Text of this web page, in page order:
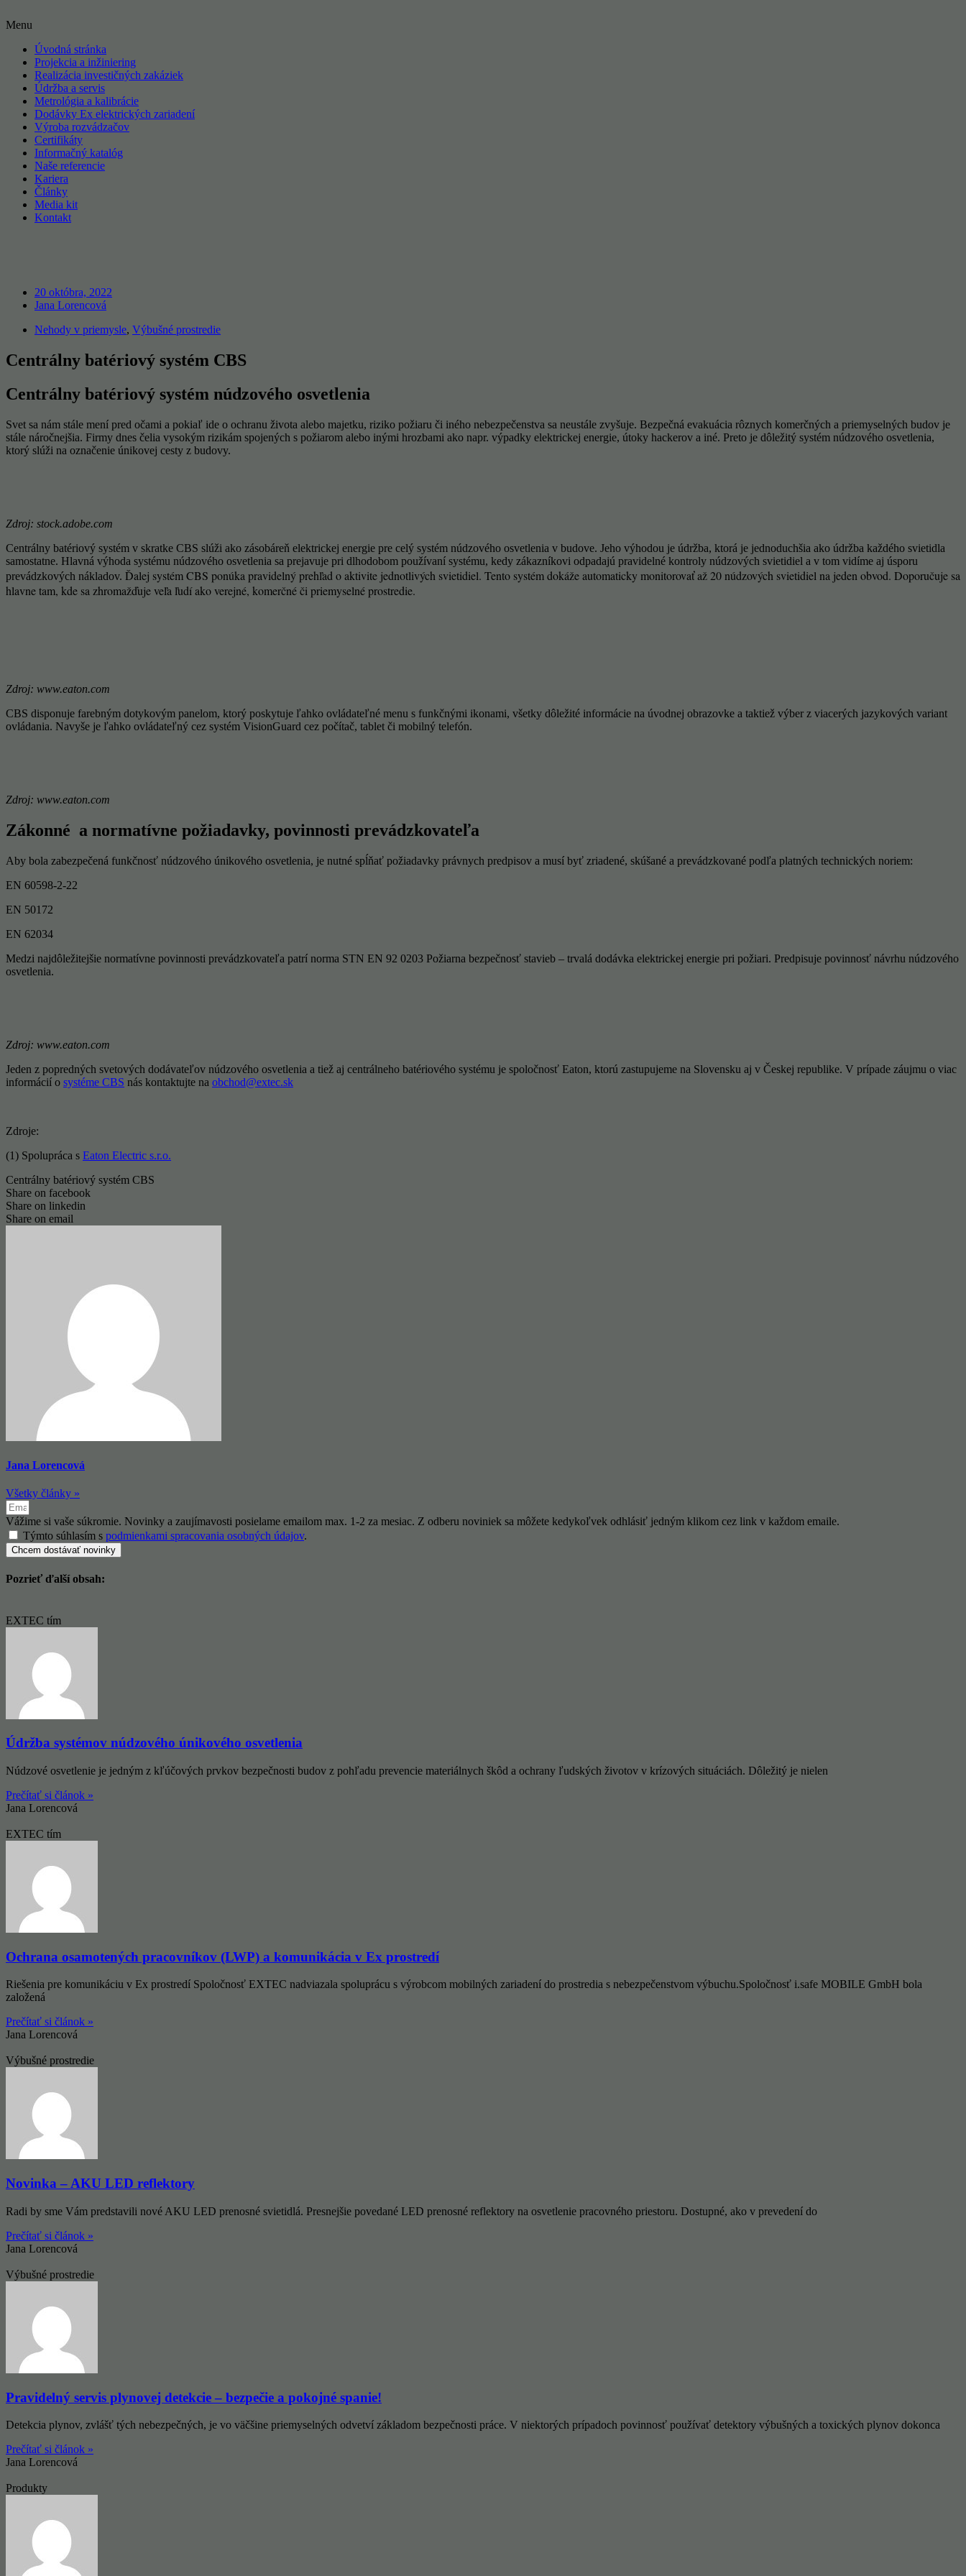
Menu
Úvodná stránka
Projekcia a inžiniering
Realizácia investičných zakáziek
Údržba a servis
Metrológia a kalibrácie
Dodávky Ex elektrických zariadení
Výroba rozvádzačov
Certifikáty
Informačný katalóg
Naše referencie
Kariera
Články
Media kit
Kontakt
20 októbra, 2022
Jana Lorencová
Nehody v priemysle, Výbušné prostredie
Centrálny batériový systém CBS
Centrálny batériový systém núdzového osvetlenia
Svet sa nám stále mení pred očami a pokiaľ ide o ochranu života alebo majetku, riziko požiaru či iného nebezpečenstva sa neustále zvyšuje. Bezpečná evakuácia rôznych komerčných a priemyselných budov je
stále náročnejšia. Firmy dnes čelia vysokým rizikám spojených s požiarom alebo inými hrozbami ako napr. výpadky elektrickej energie, útoky hackerov a iné. Preto je dôležitý systém núdzového osvetlenia,
ktorý slúži na označenie únikovej cesty z budovy.
Zdroj: stock.adobe.com
Centrálny batériový systém v skratke CBS slúži ako zásobáreň elektrickej energie pre celý systém núdzového osvetlenia v budove. Jeho výhodou je údržba, ktorá je jednoduchšia ako údržba každého svietidla
samostatne. Hlavná výhoda systému núdzového osvetlenia sa prejavuje pri dlhodobom používaní systému, kedy zákazníkovi odpadajú pravidelné kontroly núdzových svietidiel a v tom vidíme aj úsporu
prevádzkových nákladov. Ďalej systém CBS ponúka pravidelný prehľad o aktivite jednotlivých svietidiel. Tento systém dokáže automaticky monitorovať až 20 núdzových svietidiel na jeden obvod. Doporučuje sa
hlavne tam, kde sa zhromažďuje veľa ľudí ako verejné, komerčné či priemyselné prostredie.
Zdroj: www.eaton.com
CBS disponuje farebným dotykovým panelom, ktorý poskytuje ľahko ovládateľné menu s funkčnými ikonami, všetky dôležité informácie na úvodnej obrazovke a taktiež výber z viacerých jazykových variant
ovládania. Navyše je ľahko ovládateľný cez systém VisionGuard cez počítač, tablet či mobilný telefón.
Zdroj: www.eaton.com
Zákonné a normatívne požiadavky, povinnosti prevádzkovateľa
Aby bola zabezpečená funkčnosť núdzového únikového osvetlenia, je nutné spĺňať požiadavky právnych predpisov a musí byť zriadené, skúšané a prevádzkované podľa platných technických noriem:
EN 60598-2-22
EN 50172
EN 62034
Medzi najdôležitejšie normatívne povinnosti prevádzkovateľa patrí norma STN EN 92 0203 Požiarna bezpečnosť stavieb – trvalá dodávka elektrickej energie pri požiari. Predpisuje povinnosť návrhu núdzového
osvetlenia.
Zdroj: www.eaton.com
Jeden z popredných svetových dodávateľov núdzového osvetlenia a tiež aj centrálneho batériového systému je spoločnosť Eaton, ktorú zastupujeme na Slovensku aj v Českej republike. V prípade záujmu o viac
informácií o systéme CBS nás kontaktujte na obchod@extec.sk
Zdroje:
(1) Spolupráca s Eaton Electric s.r.o.
Centrálny batériový systém CBS
Share on facebook
Share on linkedin
Share on email
Jana Lorencová
Všetky články »
Vážime si vaše súkromie. Novinky a zaujímavosti posielame emailom max. 1-2 za mesiac. Z odberu noviniek sa môžete kedykoľvek odhlásiť jedným klikom cez link v každom emaile.
Týmto súhlasím s podmienkami spracovania osobných údajov.
Chcem dostávať novinky
Pozrieť ďalší obsah:
EXTEC tím
Údržba systémov núdzového únikového osvetlenia
Núdzové osvetlenie je jedným z kľúčových prvkov bezpečnosti budov z pohľadu prevencie materiálnych škôd a ochrany ľudských životov v krízových situáciách. Dôležitý je nielen
Prečítať si článok »
Jana Lorencová
EXTEC tím
Ochrana osamotených pracovníkov (LWP) a komunikácia v Ex prostredí
Riešenia pre komunikáciu v Ex prostredí Spoločnosť EXTEC nadviazala spoluprácu s výrobcom mobilných zariadení do prostredia s nebezpečenstvom výbuchu.Spoločnosť i.safe MOBILE GmbH bola
založená
Prečítať si článok »
Jana Lorencová
Výbušné prostredie
Novinka – AKU LED reflektory
Radi by sme Vám predstavili nové AKU LED prenosné svietidlá. Presnejšie povedané LED prenosné reflektory na osvetlenie pracovného priestoru. Dostupné, ako v prevedení do
Prečítať si článok »
Jana Lorencová
Výbušné prostredie
Pravidelný servis plynovej detekcie – bezpečie a pokojné spanie!
Detekcia plynov, zvlášť tých nebezpečných, je vo väčšine priemyselných odvetví základom bezpečnosti práce. V niektorých prípadoch povinnosť používať detektory výbušných a toxických plynov dokonca
Prečítať si článok »
Jana Lorencová
Produkty